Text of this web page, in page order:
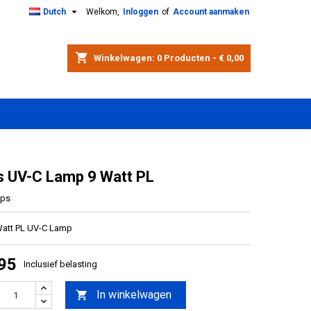
Welkom, Inloggen of Account aanmaken
Dutch 
shopping_cart Winkelwagen: 0 Producten - € 0,00
UV-C Lamp 9 Watt PL
PL UV-C Lamp
Inclusief belasting
 In winkelwagen